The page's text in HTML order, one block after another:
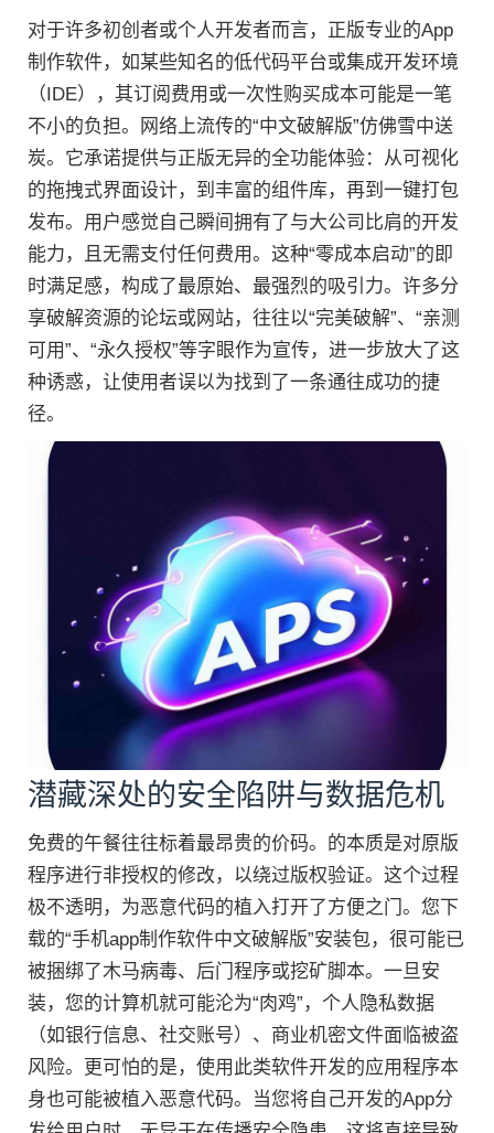
对于许多初创者或个人开发者而言，正版专业的App
制作软件，如某些知名的低代码平台或集成开发环境
（IDE），其订阅费用或一次性购买成本可能是一笔
不小的负担。网络上流传的“中文破解版”仿佛雪中送
炭。它承诺提供与正版无异的全功能体验：从可视化
的拖拽式界面设计，到丰富的组件库，再到一键打包
发布。用户感觉自己瞬间拥有了与大公司比肩的开发
能力，且无需支付任何费用。这种“零成本启动”的即
时满足感，构成了最原始、最强烈的吸引力。许多分
享破解资源的论坛或网站，往往以“完美破解”、“亲测
可用”、“永久授权”等字眼作为宣传，进一步放大了这
种诱惑，让使用者误以为找到了一条通往成功的捷
径。
潜藏深处的安全陷阱与数据危机
免费的午餐往往标着最昂贵的价码。的本质是对原版
程序进行非授权的修改，以绕过版权验证。这个过程
极不透明，为恶意代码的植入打开了方便之门。您下
载的“手机app制作软件中文破解版”安装包，很可能已
被捆绑了木马病毒、后门程序或挖矿脚本。一旦安
装，您的计算机就可能沦为“肉鸡”，个人隐私数据
（如银行信息、社交账号）、商业机密文件面临被盗
风险。更可怕的是，使用此类软件开发的应用程序本
身也可能被植入恶意代码。当您将自己开发的App分